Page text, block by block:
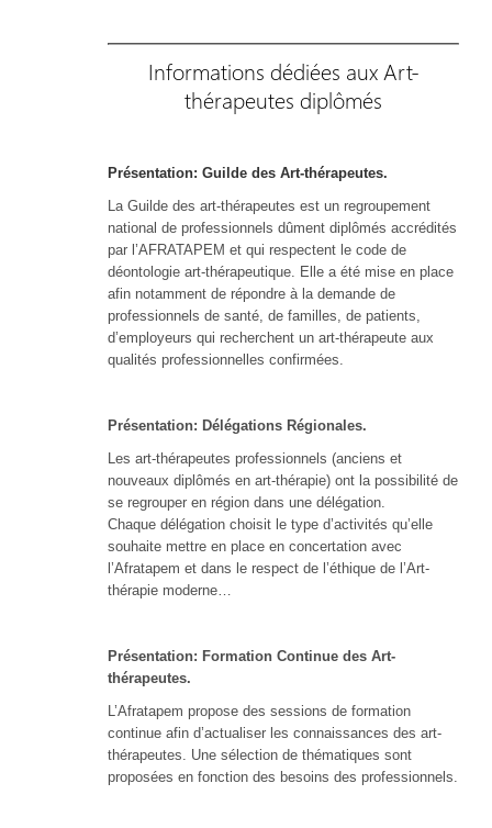
Informations dédiées aux Art-
thérapeutes diplômés
Présentation: Guilde des Art-thérapeutes.
La Guilde des art-thérapeutes est un regroupement
national de professionnels dûment diplômés accrédités
par l’AFRATAPEM et qui respectent le code de
déontologie art-thérapeutique. Elle a été mise en place
afin notamment de répondre à la demande de
professionnels de santé, de familles, de patients,
d’employeurs qui recherchent un art-thérapeute aux
qualités professionnelles confirmées.
Présentation: Délégations Régionales.
Les art-thérapeutes professionnels (anciens et
nouveaux diplômés en art-thérapie) ont la possibilité de
se regrouper en région dans une délégation.
Chaque délégation choisit le type d’activités qu’elle
souhaite mettre en place en concertation avec
l’Afratapem et dans le respect de l’éthique de l’Art-
thérapie moderne…
Présentation: Formation Continue des Art-
thérapeutes.
L’Afratapem propose des sessions de formation
continue afin d’actualiser les connaissances des art-
thérapeutes. Une sélection de thématiques sont
proposées en fonction des besoins des professionnels.